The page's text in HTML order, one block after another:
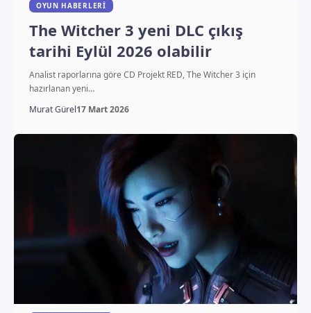
OYUN HABERLERI
The Witcher 3 yeni DLC çıkış
tarihi Eylül 2026 olabilir
Analist raporlarına göre CD Projekt RED, The Witcher 3 için
hazırlanan yeni…
Murat Gürel17 Mart 2026